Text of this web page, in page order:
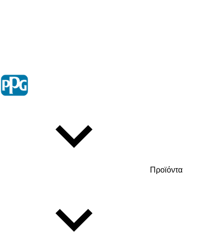
Προϊόντα